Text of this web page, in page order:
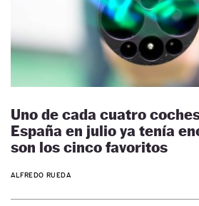
Uno de cada cuatro
España en julio ya tenía
son los cinco favoritos
ALFREDO RUEDA